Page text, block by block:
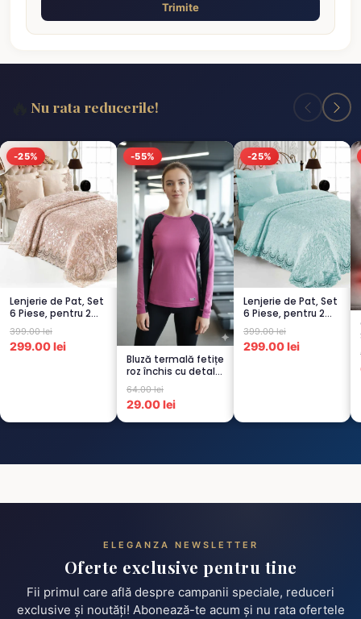
Trimite
Nu rata reducerile!
-25%
Lenjerie de Pat, Set
6 Piese, pentru 2
persoana, CAPUCI...
399.00 lei
299.00 lei
-55%
Bluză termală fetițe
roz închis cu detalii
negre, cu pu...
64.00 lei
29.00 lei
-25%
Lenjerie de Pat, Set
6 Piese, pentru 2
persoana,
TURCOA...
399.00 lei
299.00 lei
ELEGANZA NEWSLETTER
Oferte exclusive pentru tine
Fii primul care află despre campanii speciale, reduceri
exclusive și noutăți! Abonează-te acum și nu rata ofertele